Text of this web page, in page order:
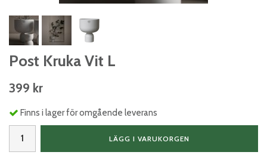
Post Kruka Vit L
399 kr
Finns i lager för omgående leverans
LÄGG I VARUKORGEN